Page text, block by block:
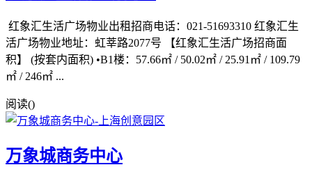
红象汇生活广场物业出租招商电话：021-51693310 红象汇生
活广场物业地址：虹莘路2077号 【红象汇生活广场招商面
积】 (按套内面积) •B1楼：57.66㎡ / 50.02㎡ / 25.91㎡ / 109.79
㎡ / 246㎡ ...
阅读()
万象城商务中心